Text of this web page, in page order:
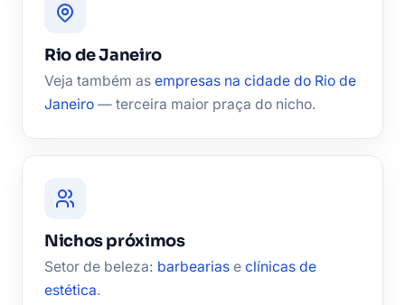
Rio de Janeiro
Veja também as empresas na cidade do Rio de
Janeiro — terceira maior praça do nicho.
Nichos próximos
Setor de beleza: barbearias e clínicas de
estética.